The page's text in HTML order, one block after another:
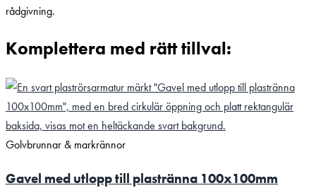
rådgivning.
Komplettera med rätt tillval:
Golvbrunnar & markrännor
Gavel med utlopp till plastränna 100x100mm